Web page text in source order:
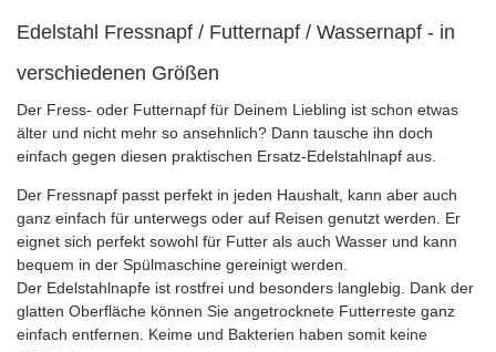
Edelstahl Fressnapf / Futternapf / Wassernapf - in
verschiedenen Größen
Der Fress- oder Futternapf für Deinem Liebling ist schon etwas
älter und nicht mehr so ansehnlich? Dann tausche ihn doch
einfach gegen diesen praktischen Ersatz-Edelstahlnapf aus.
Der Fressnapf passt perfekt in jeden Haushalt, kann aber auch
ganz einfach für unterwegs oder auf Reisen genutzt werden. Er
eignet sich perfekt sowohl für Futter als auch Wasser und kann
bequem in der Spülmaschine gereinigt werden.
Der Edelstahlnapfe ist rostfrei und besonders langlebig. Dank der
glatten Oberfläche können Sie angetrocknete Futterreste ganz
einfach entfernen. Keime und Bakterien haben somit keine